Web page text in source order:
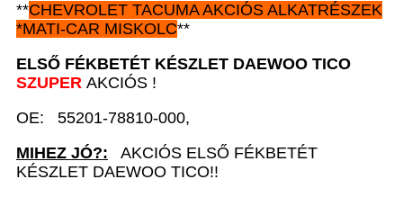
**CHEVROLET TACUMA AKCIÓS ALKATRÉSZEK
*MATI-CAR MISKOLC**
ELSŐ FÉKBETÉT KÉSZLET DAEWOO TICO
SZUPER AKCIÓS !
OE: 55201-78810-000,
MIHEZ JÓ?: AKCIÓS ELSŐ FÉKBETÉT
KÉSZLET DAEWOO TICO!!